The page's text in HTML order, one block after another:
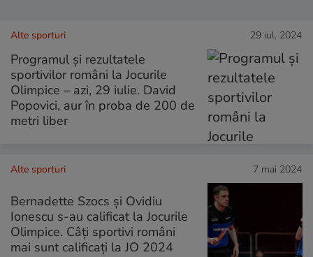
Alte sporturi 29 iul. 2024
Programul și rezultatele
sportivilor români la Jocurile
Olimpice – azi, 29 iulie. David
Popovici, aur în proba de 200 de
metri liber
Alte sporturi 7 mai 2024
Bernadette Szocs și Ovidiu
Ionescu s-au calificat la Jocurile
Olimpice. Câți sportivi români
mai sunt calificați la JO 2024